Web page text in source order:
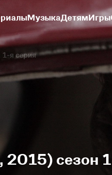
МузыкаДетямИгры
1-я серия
2015) сезон 1